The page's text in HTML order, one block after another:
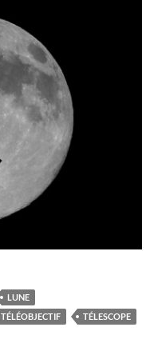
LUNE
TÉLÉOBJECTIF
TÉLESCOPE